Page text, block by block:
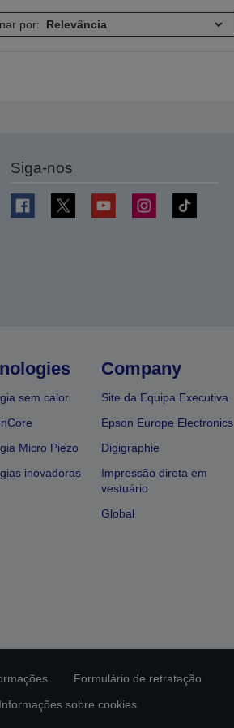
por:
Siga-nos
sem calor
Micro Piezo
inovadoras
Company
Site da Equipa Executiva
Epson Europe Electronics
Digigraphie
Impressão direta em
vestuário
Global
Formulário de retratação
sobre cookies